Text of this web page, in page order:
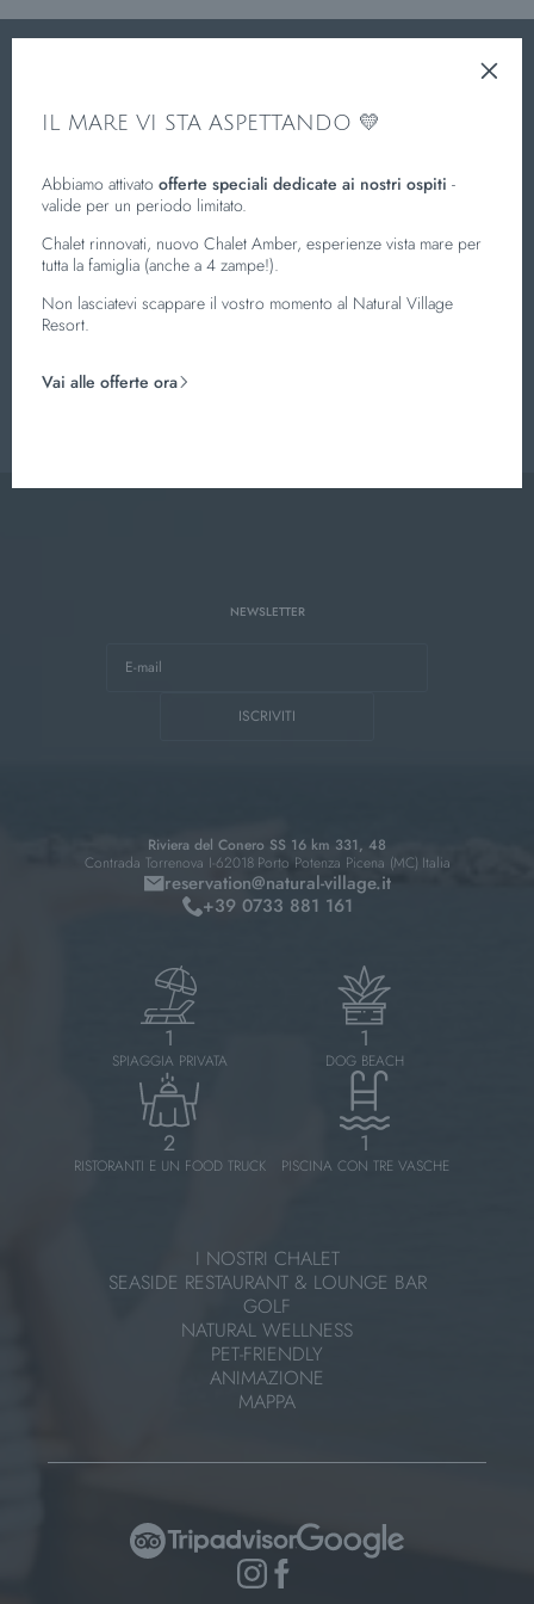
04
11 Scegli le date
ADULTI 02
BAMBINI 00
NEWSLETTER
E-mail
ISCRIVITI
Riviera del Conero SS 16 km 331, 48
Contrada Torrenova I-62018 Porto Potenza Picena (MC) Italia
reservation@natural-village.it
+39 0733 881 161
1
SPIAGGIA PRIVATA
1
DOG BEACH
2
RISTORANTI E UN FOOD TRUCK
1
PISCINA CON TRE VASCHE
I NOSTRI CHALET
SEASIDE RESTAURANT & LOUNGE BAR
GOLF
NATURAL WELLNESS
PET-FRIENDLY
ANIMAZIONE
MAPPA
IL MARE VI STA ASPETTANDO 💛
Abbiamo attivato offerte speciali dedicate ai nostri ospiti -
valide per un periodo limitato.
Chalet rinnovati, nuovo Chalet Amber, esperienze vista mare per
tutta la famiglia (anche a 4 zampe!).
Non lasciatevi scappare il vostro momento al Natural Village
Resort.
Vai alle offerte ora